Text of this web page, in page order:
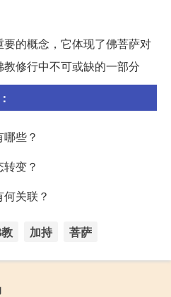
的概念，它体现了佛菩萨对
修行中不可或缺的一部分
些？
变？
关联？
加持 菩萨